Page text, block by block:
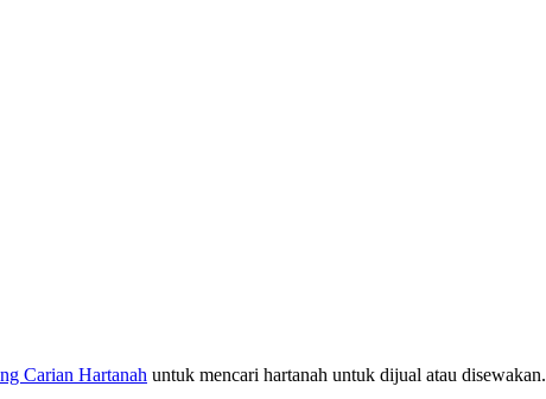
Carian Hartanah untuk mencari hartanah untuk dijual atau disewakan.